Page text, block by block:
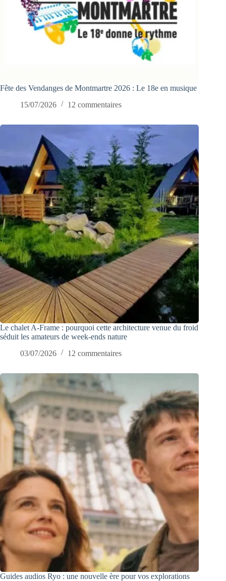
Fête des Vendanges de Montmartre 2026 : Le 18e en musique
15/07/2026
12 commentaires
Le chalet A-Frame : pourquoi cette architecture venue du froid
séduit les amateurs de week-ends nature
03/07/2026
12 commentaires
Guides audios Ryo : une nouvelle ère pour vos explorations